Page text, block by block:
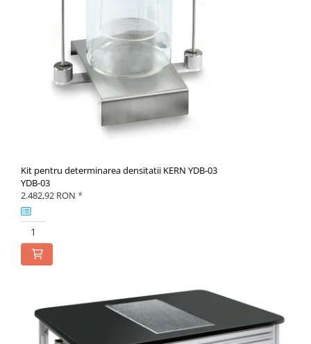
Kit pentru determinarea densitatii KERN YDB-03
YDB-03
2.482,92 RON *